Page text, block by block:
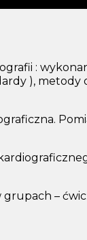
:
), metody
grupach –